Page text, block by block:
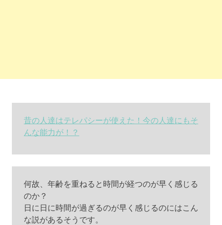
昔の人達はテレパシーが使えた！今の人達にもそ
んな能力が！？
何故、年齢を重ねると時間が経つのが早く感じる
のか？
日に日に時間が過ぎるのが早く感じるのにはこん
な説があるそうです。